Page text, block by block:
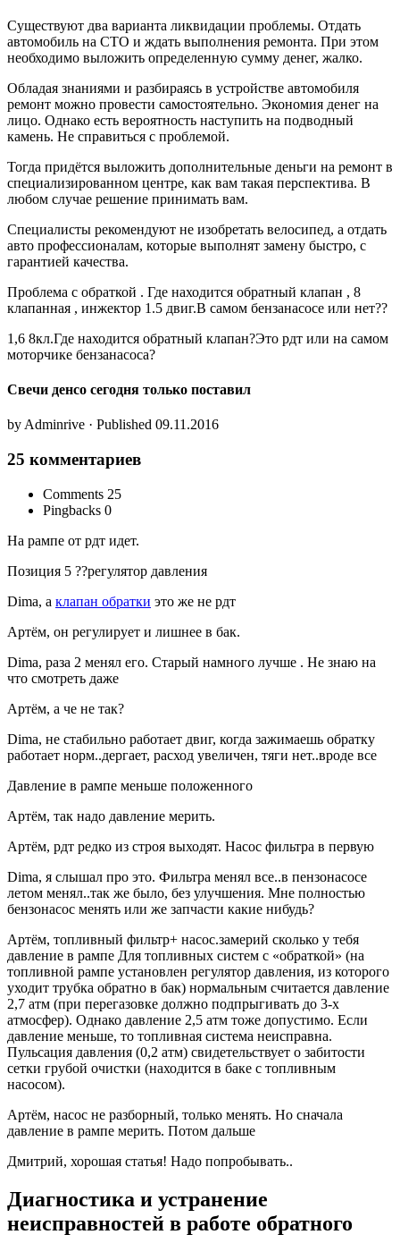
Существуют два варианта ликвидации проблемы. Отдать
автомобиль на СТО и ждать выполнения ремонта. При этом
необходимо выложить определенную сумму денег, жалко.
Обладая знаниями и разбираясь в устройстве автомобиля
ремонт можно провести самостоятельно. Экономия денег на
лицо. Однако есть вероятность наступить на подводный
камень. Не справиться с проблемой.
Тогда придётся выложить дополнительные деньги на ремонт в
специализированном центре, как вам такая перспектива. В
любом случае решение принимать вам.
Специалисты рекомендуют не изобретать велосипед, а отдать
авто профессионалам, которые выполнят замену быстро, с
гарантией качества.
Проблема с обраткой . Где находится обратный клапан , 8
клапанная , инжектор 1.5 двиг.В самом бензанасосе или нет??
1,6 8кл.Где находится обратный клапан?Это рдт или на самом
моторчике бензанасоса?
Свечи денсо сегодня только поставил
by Adminrive · Published 09.11.2016
25 комментариев
Comments 25
Pingbacks 0
На рампе от рдт идет.
Позиция 5 ??регулятор давления
Dima, а клапан обратки это же не рдт
Артём, он регулирует и лишнее в бак.
Dima, раза 2 менял его. Старый намного лучше . Не знаю на
что смотреть даже
Артём, а че не так?
Dima, не стабильно работает двиг, когда зажимаешь обратку
работает норм..дергает, расход увеличен, тяги нет..вроде все
Давление в рампе меньше положенного
Артём, так надо давление мерить.
Артём, рдт редко из строя выходят. Насос фильтра в первую
Dima, я слышал про это. Фильтра менял все..в пензонасосе
летом менял..так же было, без улучшения. Мне полностью
бензонасос менять или же запчасти какие нибудь?
Артём, топливный фильтр+ насос.замерий сколько у тебя
давление в рампе Для топливных систем с «обраткой» (на
топливной рампе установлен регулятор давления, из которого
уходит трубка обратно в бак) нормальным считается давление
2,7 атм (при перегазовке должно подпрыгивать до 3-х
атмосфер). Однако давление 2,5 атм тоже допустимо. Если
давление меньше, то топливная система неисправна.
Пульсация давления (0,2 атм) свидетельствует о забитости
сетки грубой очистки (находится в баке с топливным
насосом).
Артём, насос не разборный, только менять. Но сначала
давление в рампе мерить. Потом дальше
Дмитрий, хорошая статья! Надо попробывать..
Диагностика и устранение
неисправностей в работе обратного